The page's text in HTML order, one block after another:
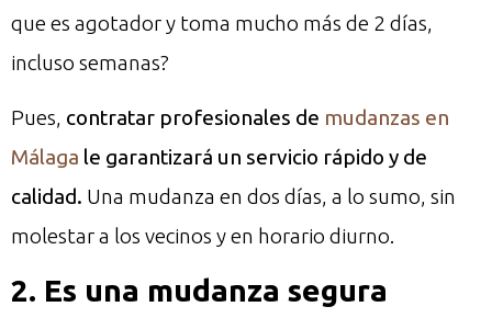
que es agotador y toma mucho más de 2 días,
incluso semanas?
Pues, contratar profesionales de mudanzas en
Málaga le garantizará un servicio rápido y de
calidad. Una mudanza en dos días, a lo sumo, sin
molestar a los vecinos y en horario diurno.
2. Es una mudanza segura